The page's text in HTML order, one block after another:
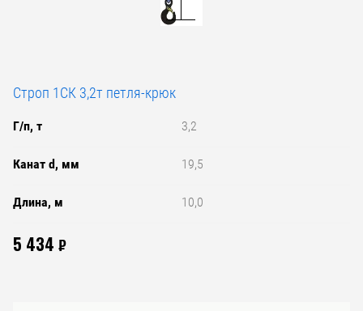
Строп 1СК 3,2т петля-крюк
Г/п, т 3,2
Канат d, мм 19,5
Длина, м 10,0
5 434 ₽